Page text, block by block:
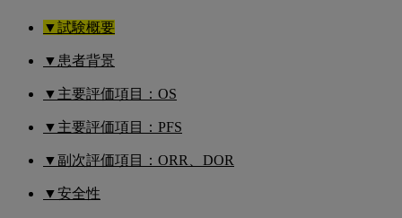
▼試験概要
▼患者背景
▼主要評価項目：OS
▼主要評価項目：PFS
▼副次評価項目：ORR、DOR
▼安全性